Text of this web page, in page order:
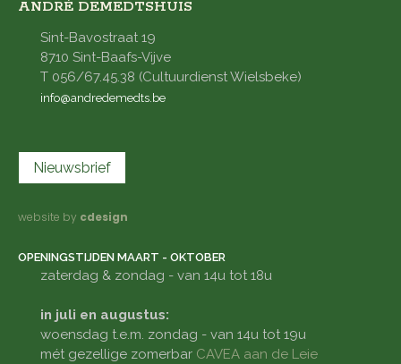
ANDRÉ DEMEDTSHUIS
Sint-Bavostraat 19
8710 Sint-Baafs-Vijve
T 056/67.45.38 (Cultuurdienst Wielsbeke)
info@andredemedts.be
Nieuwsbrief
website by cdesign
OPENINGSTIJDEN MAART - OKTOBER
zaterdag & zondag - van 14u tot 18u
in juli en augustus:
woensdag t.e.m. zondag - van 14u tot 19u
mét gezellige zomerbar CAVEA aan de Leie